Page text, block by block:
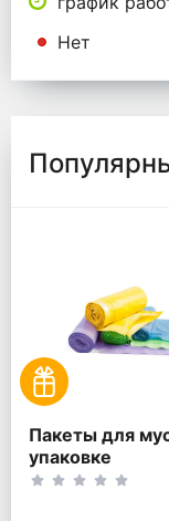
Нет
Пакеты для
упаковке